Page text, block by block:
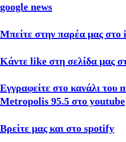
google news
Μπείτε στην παρέα μας στο
Κάντε like στη σελίδα μας
Εγγραφείτε στο κανάλι του
Metropolis 95.5 στο youtube
Βρείτε μας και στο spotify